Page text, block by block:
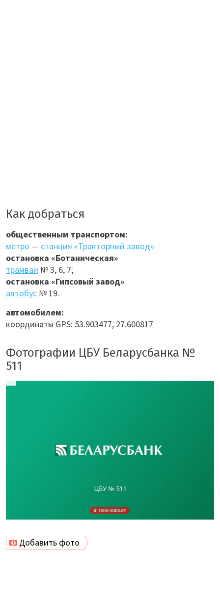
Как добраться
общественным транспортом:
метро — станция «Тракторный завод»
остановка «Ботаническая»
трамваи № 3, 6, 7;
остановка «Гипсовый завод»
автобус № 19.
автомобилем:
координаты GPS: 53.903477, 27.600817
Фотографии ЦБУ Беларусбанка №
511
Добавить фото